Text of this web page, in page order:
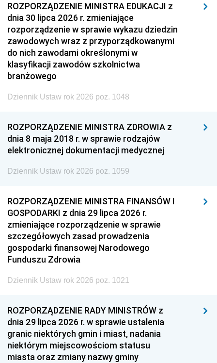
ROZPORZĄDZENIE MINISTRA EDUKACJI z
dnia 30 lipca 2026 r. zmieniające
rozporządzenie w sprawie wykazu dziedzin
zawodowych wraz z przyporządkowanymi
do nich zawodami określonymi w
klasyfikacji zawodów szkolnictwa
branżowego
Dziennik Ustaw rok 2026 poz. 1048
ROZPORZĄDZENIE MINISTRA ZDROWIA z
dnia 8 maja 2018 r. w sprawie rodzajów
elektronicznej dokumentacji medycznej
Dziennik Ustaw rok 2026 poz. 1059
ROZPORZĄDZENIE MINISTRA FINANSÓW I
GOSPODARKI z dnia 29 lipca 2026 r.
zmieniające rozporządzenie w sprawie
szczegółowych zasad prowadzenia
gospodarki finansowej Narodowego
Funduszu Zdrowia
Dziennik Ustaw rok 2026 poz. 1021
ROZPORZĄDZENIE RADY MINISTRÓW z
dnia 29 lipca 2026 r. w sprawie ustalenia
granic niektórych gmin i miast, nadania
niektórym miejscowościom statusu
miasta oraz zmiany nazwy gminy